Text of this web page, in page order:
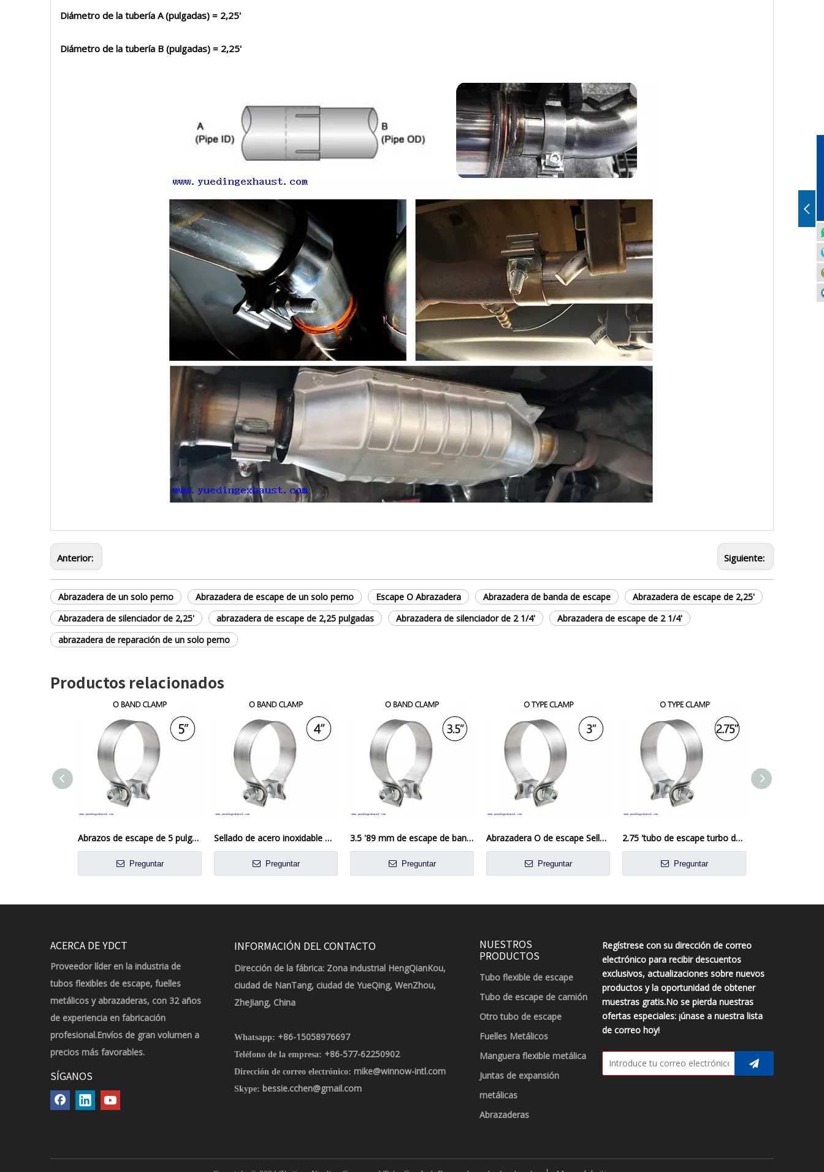
Diámetro de la tubería A (pulgadas) = ​​2,25'
Diámetro de la tubería B (pulgadas) = ​​2,25'
Anterior: Siguiente:
Abrazadera de un solo perno Abrazadera de escape de un solo perno Escape O Abrazadera Abrazadera de banda de escape
Abrazadera de escape de 2,25'
Abrazadera de silenciador de 2,25'
abrazadera de escape de 2,25 pulgadas Abrazadera de silenciador de 2 1/4'
Abrazadera de escape de 2 1/4'
abrazadera de reparación de un solo perno
Productos relacionados
Abrazos de escape de 5 pulgadas Conexión de acero inoxidable de la banda de la banda del tubo de escape del bosque para el automóvil
Preguntar
Sellado de acero inoxidable O Cinco de anillo para 4 'Tubo OD
Preguntar
3.5 '89 mm de escape de banda o abrazadera 304 acero inoxidable
Preguntar
Abrazadera O de escape Sello de acero inoxidable para tubo de 3' OD
Preguntar
2.75 'tubo de escape turbo de acero inoxidable acusar o abrazadera
Preguntar
ACERCA DE YDCT
Proveedor líder en la industria de
tubos flexibles de escape, fuelles
metálicos y abrazaderas, con 32 años
de experiencia en fabricación
profesional.Envíos de gran volumen a
precios más favorables.
SÍGANOS
INFORMACIÓN DEL CONTACTO
Dirección de la fábrica: Zona industrial HengQianKou,
ciudad de NanTang, ciudad de YueQing, WenZhou,
ZheJiang, China
Whatsapp: +86-15058976697
Teléfono de la empresa: +86-577-62250902
Dirección de correo electrónico: mike@winnow-intl.com
Skype: bessie.cchen@gmail.com
NUESTROS
PRODUCTOS
Tubo flexible de escape
Tubo de escape de camión
Otro tubo de escape
Fuelles Metálicos
Manguera flexible metálica
Juntas de expansión
metálicas
Abrazaderas
Regístrese con su dirección de correo
electrónico para recibir descuentos
exclusivos, actualizaciones sobre nuevos
productos y la oportunidad de obtener
muestras gratis.No se pierda nuestras
ofertas especiales: ¡únase a nuestra lista
de correo hoy!